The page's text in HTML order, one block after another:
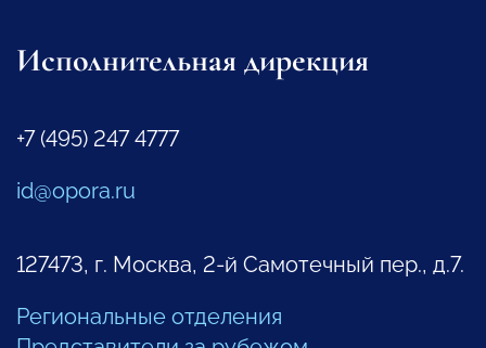
Исполнительная дирекция
+7 (495) 247 4777
id@opora.ru
127473, г. Москва, 2-й Самотечный пер., д.7.
Региональные отделения